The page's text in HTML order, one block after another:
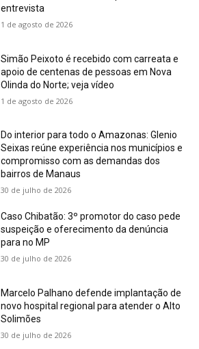
entrevista
1 de agosto de 2026
Simão Peixoto é recebido com carreata e
apoio de centenas de pessoas em Nova
Olinda do Norte; veja vídeo
1 de agosto de 2026
Do interior para todo o Amazonas: Glenio
Seixas reúne experiência nos municípios e
compromisso com as demandas dos
bairros de Manaus
30 de julho de 2026
Caso Chibatão: 3º promotor do caso pede
suspeição e oferecimento da denúncia
para no MP
30 de julho de 2026
Marcelo Palhano defende implantação de
novo hospital regional para atender o Alto
Solimões
30 de julho de 2026